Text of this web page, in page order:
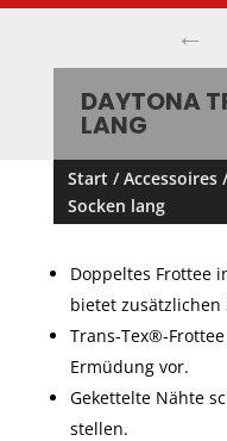
←
DAYTONA
LANG
Start /Accessoires
Socken lang
Doppeltes Frottee
bietet zusätzlichen
Trans-Tex®-
Ermüdung vor.
Gekettelte Nähte
stellen.